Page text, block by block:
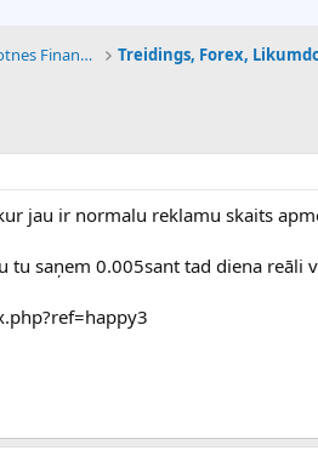
Tehnoloģijas, Kriptovalūtas un Nākotnes Finanses Treidings, Forex,
jau ir normalu reklamu skaits
tu saņem 0.005sant tad diena reāli